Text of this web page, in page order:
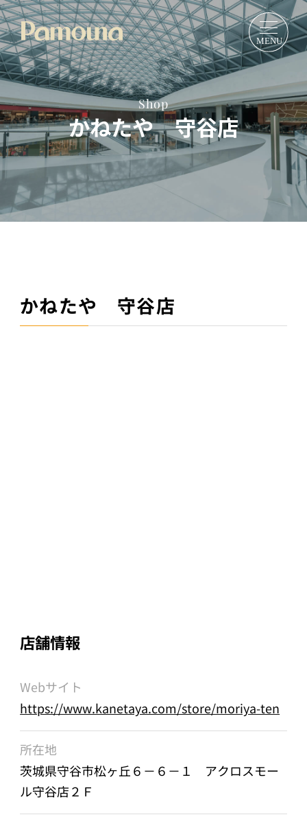
Shop
かねたや 守谷店
かねたや 守谷店
店舗情報
Webサイト
https://www.kanetaya.com/store/moriya-ten
所在地
茨城県守谷市松ヶ丘６－６－１ アクロスモー
ル守谷店２Ｆ